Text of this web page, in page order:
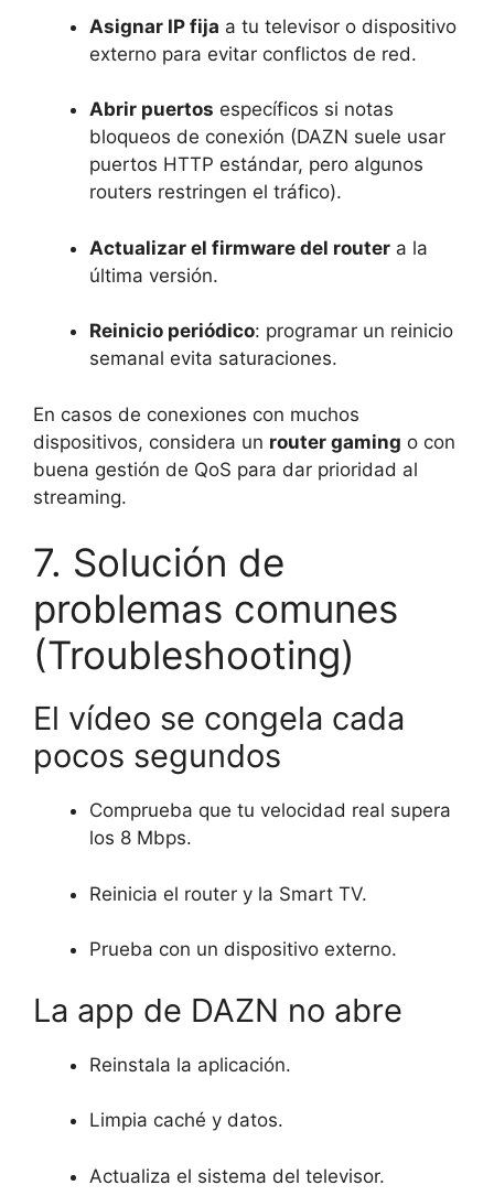
Asignar IP fija a tu televisor o dispositivo
externo para evitar conflictos de red.
Abrir puertos específicos si notas
bloqueos de conexión (DAZN suele usar
puertos HTTP estándar, pero algunos
routers restringen el tráfico).
Actualizar el firmware del router a la
última versión.
Reinicio periódico: programar un reinicio
semanal evita saturaciones.
En casos de conexiones con muchos
dispositivos, considera un router gaming o con
buena gestión de QoS para dar prioridad al
streaming.
7. Solución de
problemas comunes
(Troubleshooting)
El vídeo se congela cada
pocos segundos
Comprueba que tu velocidad real supera
los 8 Mbps.
Reinicia el router y la Smart TV.
Prueba con un dispositivo externo.
La app de DAZN no abre
Reinstala la aplicación.
Limpia caché y datos.
Actualiza el sistema del televisor.